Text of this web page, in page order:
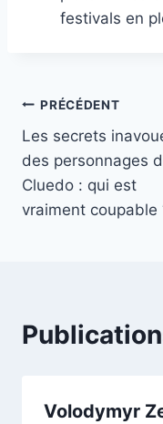
festivals en
Navigation
de
l’article
PRÉCÉDENT
Les secrets
des personnages
Cluedo : qui est
vraiment coupable
Volodymyr